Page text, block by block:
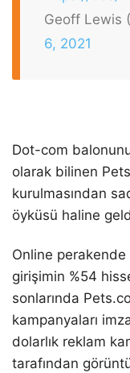
Geoff Lewis
6, 2021
Dot-com
olarak bilinen
kurulmasından
öyküsü haline
Online
girişimin %54
sonlarında
kampanyaları
dolarlık reklam
tarafından